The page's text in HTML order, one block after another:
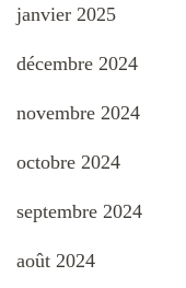
janvier 2025
décembre 2024
novembre 2024
octobre 2024
septembre 2024
août 2024